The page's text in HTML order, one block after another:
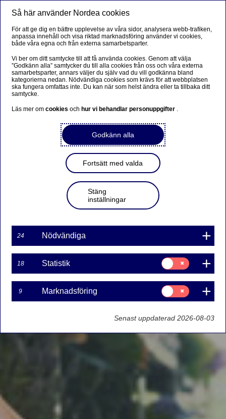
Så här använder Nordea cookies
För att ge dig en bättre upplevelse av våra sidor, analysera webb-trafiken,
anpassa innehåll och visa riktad marknadsföring använder vi cookies,
både våra egna och från externa samarbetsparter.
Vi ber om ditt samtycke till att få använda cookies. Genom att välja
”Godkänn alla” samtycker du till alla cookies från oss och våra externa
samarbetsparter, annars väljer du själv vad du vill godkänna bland
kategorierna nedan. Nödvändiga cookies som krävs för att webbplatsen
ska fungera omfattas inte. Du kan när som helst ändra eller ta tillbaka ditt
samtycke.
Läs mer omcookiesoch hur vi behandlar personuppgifter .
Godkänn alla
Fortsätt med valda
Stäng
inställningar
24 Nödvändiga
18 Statistik
Samtycke
för:
Statistik
9 Marknadsföring
Samtycke
för:
Marknadsföring
Senast uppdaterad 2026-08-03